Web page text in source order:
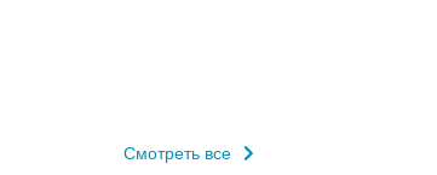
Смотреть все